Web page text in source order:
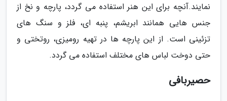
نمایند.آنچه برای این هنر استفاده می گردد، پارچه و نخ از
جنس هایی همانند ابریشم، پنبه ای، فلز و سنگ های
تزئینی است. از این پارچه ها در تهیه رومیزی، روتختی و
حتی دوخت لباس های مختلف استفاده می گردد.
حصیربافی